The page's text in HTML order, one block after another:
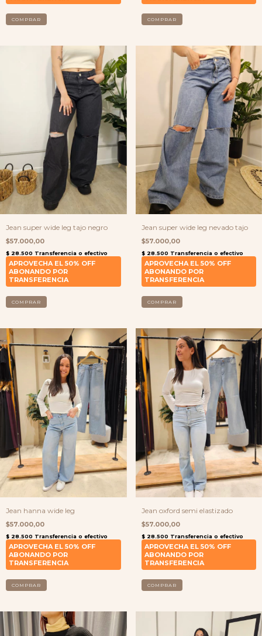
COMPRAR COMPRAR
Jean super wide leg tajo negro
$57.000,00
COMPRAR
Jean super wide leg nevado tajo
$57.000,00
COMPRAR
Jean hanna wide leg
$57.000,00
COMPRAR
Jean oxford semi elastizado
$57.000,00
COMPRAR